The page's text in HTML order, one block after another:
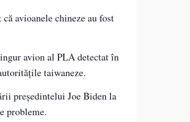
avioanele chineze au fost
avion al PLA detectat în
taiwaneze.
președintelui Joe Biden la
probleme.